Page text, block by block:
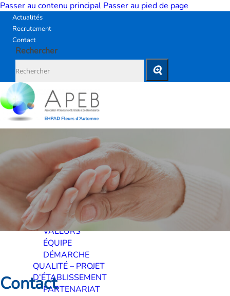
Passer au contenu principal Passer au pied de page
Actualités
Recrutement
Contact
Rechercher
L’EHPAD
FLEURS
D’AUTOMNE
HISTOIRE
VALEURS
ÉQUIPE
DÉMARCHE
QUALITÉ – PROJET
D’ÉTABLISSEMENT
PARTENARIAT
Contact